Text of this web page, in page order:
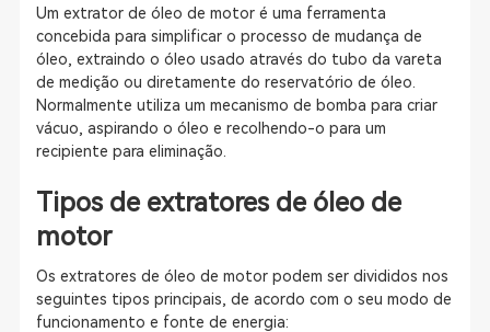
Um extrator de óleo de motor é uma ferramenta
concebida para simplificar o processo de mudança de
óleo, extraindo o óleo usado através do tubo da vareta
de medição ou diretamente do reservatório de óleo.
Normalmente utiliza um mecanismo de bomba para criar
vácuo, aspirando o óleo e recolhendo-o para um
recipiente para eliminação.
Tipos de extratores de óleo de
motor
Os extratores de óleo de motor podem ser divididos nos
seguintes tipos principais, de acordo com o seu modo de
funcionamento e fonte de energia: